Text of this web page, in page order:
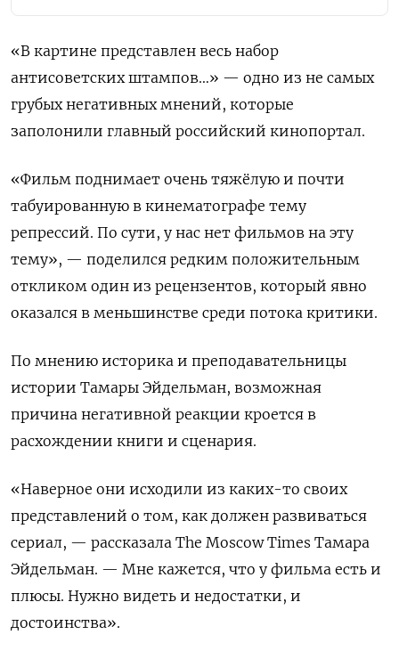
«В картине представлен весь набор
антисоветских штампов…» — одно из не самых
грубых негативных мнений, которые
заполонили главный российский кинопортал.
«Фильм поднимает очень тяжёлую и почти
табуированную в кинематографе тему
репрессий. По сути, у нас нет фильмов на эту
тему», — поделился редким положительным
откликом один из рецензентов, который явно
оказался в меньшинстве среди потока критики.
По мнению историка и преподавательницы
истории Тамары Эйдельман, возможная
причина негативной реакции кроется в
расхождении книги и сценария.
«Наверное они исходили из каких-то своих
представлений о том, как должен развиваться
сериал, — рассказала The Moscow Times Тамара
Эйдельман. — Мне кажется, что у фильма есть и
плюсы. Нужно видеть и недостатки, и
достоинства».